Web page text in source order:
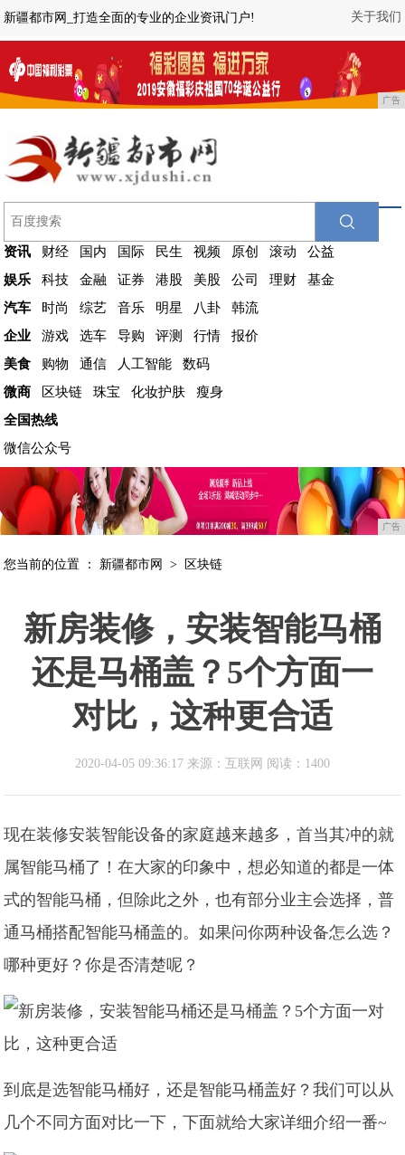
关于我们
新疆都市网_打造全面的专业的企业资讯门户!
广告
资讯 财经 国内 国际 民生 视频 原创 滚动
公益
娱乐
科技 金融 证券 港股 美股 公司 理财
基金
汽车
时尚 综艺 音乐 明星 八卦
韩流
企业
游戏 选车 导购 评测 行情
报价
美食
购物 通信 人工智能
数码
微商
区块链 珠宝 化妆护肤
瘦身
全国热线
微信公众号
广告
您当前的位置 ： 新疆都市网 > 区块链
新房装修，安装智能马桶
还是马桶盖？5个方面一
对比，这种更合适
2020-04-05 09:36:17 来源：互联网 阅读：1400
现在装修安装智能设备的家庭越来越多，首当其冲的就
属智能马桶了！在大家的印象中，想必知道的都是一体
式的智能马桶，但除此之外，也有部分业主会选择，普
通马桶搭配智能马桶盖的。如果问你两种设备怎么选？
哪种更好？你是否清楚呢？
到底是选智能马桶好，还是智能马桶盖好？我们可以从
几个不同方面对比一下，下面就给大家详细介绍一番~